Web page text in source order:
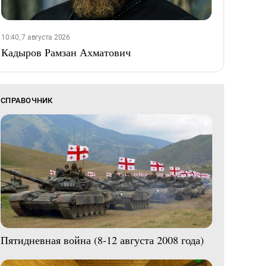
10:40, 7 августа 2026
Кадыров Рамзан Ахматович
СПРАВОЧНИК
Пятидневная война (8-12 августа 2008 года)